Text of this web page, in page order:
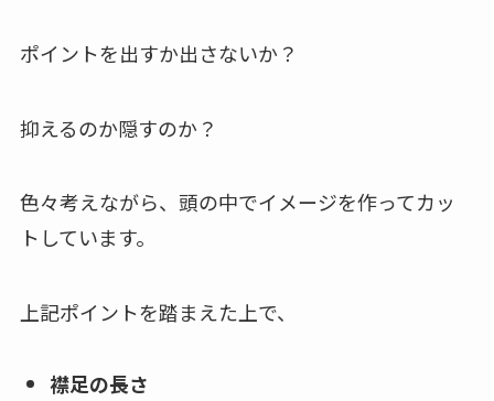
ポイントを出すか出さないか？
抑えるのか隠すのか？
色々考えながら、頭の中でイメージを作ってカッ
トしています。
上記ポイントを踏まえた上で、
襟足の長さ